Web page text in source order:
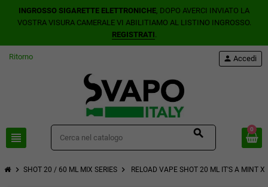
INGROSSO SIGARETTE ELETTRONICHE, DOPO AVERCI INVIATO LA
VOSTRA VISURA CAMERALE VI ABILITIAMO AL LISTINO INGROSSO.
REGISTRATI.
Ritorno
view_headline search
person Accedi
0
chevron_right SHOT 20 / 60 ML MIX SERIES chevron_right RELOAD VAPE SHOT 20 ML IT'S A MINT